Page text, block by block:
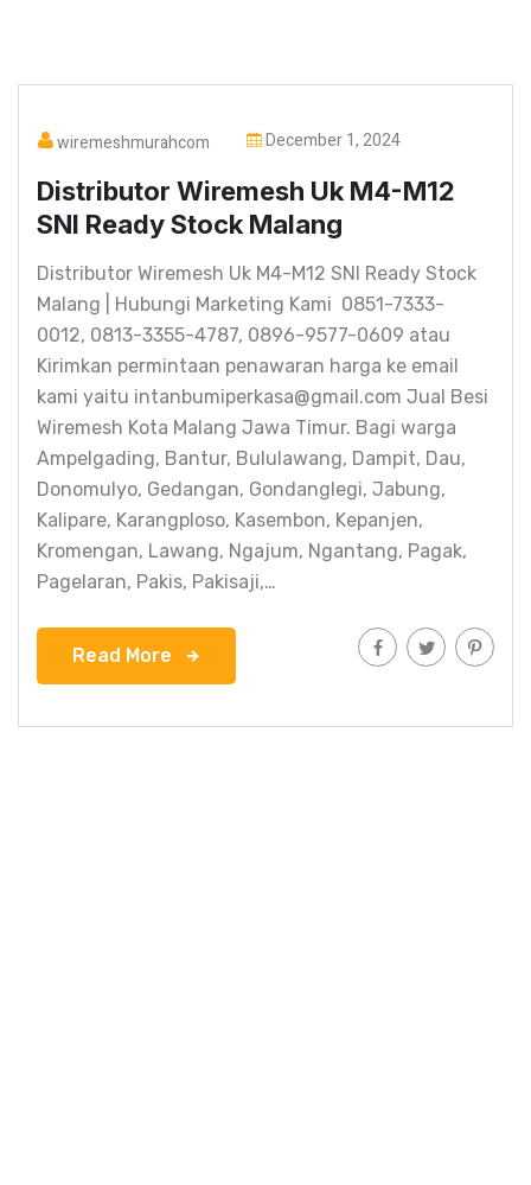
wiremeshmurahcom December 1, 2024
Distributor Wiremesh Uk M4-M12
SNI Ready Stock Malang
Distributor Wiremesh Uk M4-M12 SNI Ready Stock
Malang | Hubungi Marketing Kami 0851-7333-
0012, 0813-3355-4787, 0896-9577-0609 atau
Kirimkan permintaan penawaran harga ke email
kami yaitu intanbumiperkasa@gmail.com Jual Besi
Wiremesh Kota Malang Jawa Timur. Bagi warga
Ampelgading, Bantur, Bululawang, Dampit, Dau,
Donomulyo, Gedangan, Gondanglegi, Jabung,
Kalipare, Karangploso, Kasembon, Kepanjen,
Kromengan, Lawang, Ngajum, Ngantang, Pagak,
Pagelaran, Pakis, Pakisaji,…
Read More